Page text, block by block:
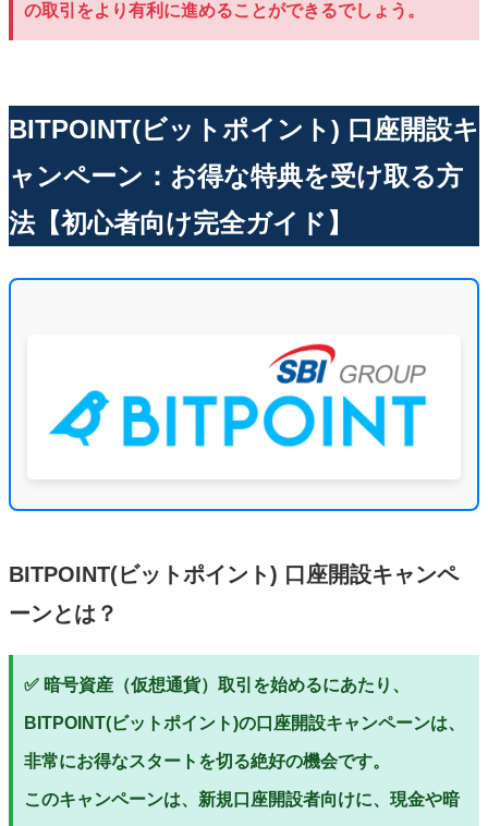
の取引をより有利に進めることができるでしょう。
BITPOINT(ビットポイント) 口座開設キ
ャンペーン：お得な特典を受け取る方
法【初心者向け完全ガイド】
BITPOINT(ビットポイント) 口座開設キャンペ
ーンとは？
✅ 暗号資産（仮想通貨）取引を始めるにあたり、
BITPOINT(ビットポイント)の口座開設キャンペーンは、
非常にお得なスタートを切る絶好の機会です。
このキャンペーンは、新規口座開設者向けに、現金や暗